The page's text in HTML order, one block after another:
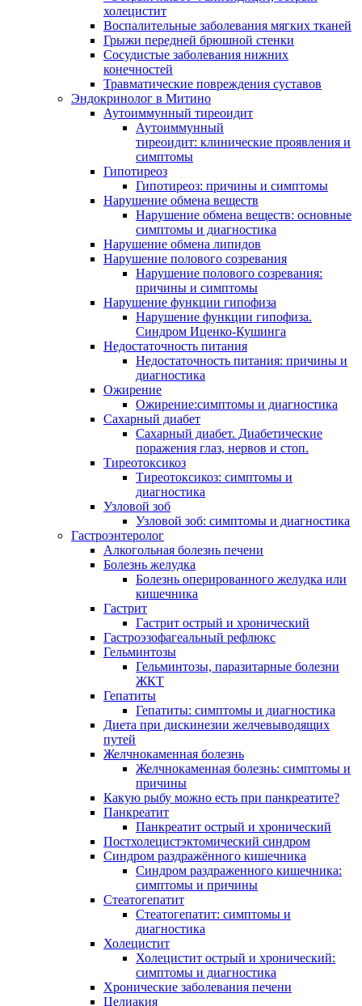
холецистит
Воспалительные заболевания мягких тканей
Грыжи передней брюшной стенки
Сосудистые заболевания нижних
конечностей
Травматические повреждения суставов
Эндокринолог в Митино
Аутоиммунный тиреоидит
Аутоиммунный
тиреоидит: клинические проявления и
симптомы
Гипотиреоз
Гипотиреоз: причины и симптомы
Нарушение обмена веществ
Нарушение обмена веществ: основные
симптомы и диагностика
Нарушение обмена липидов
Нарушение полового созревания
Нарушение полового созревания:
причины и симптомы
Нарушение функции гипофиза
Нарушение функции гипофиза.
Синдром Иценко-Кушинга
Недостаточность питания
Недостаточность питания: причины и
диагностика
Ожирение
Ожирение:симптомы и диагностика
Сахарный диабет
Сахарный диабет. Диабетические
поражения глаз, нервов и стоп.
Тиреотоксикоз
Тиреотоксикоз: симптомы и
диагностика
Узловой зоб
Узловой зоб: симптомы и диагностика
Гастроэнтеролог
Алкогольная болезнь печени
Болезнь желудка
Болезнь оперированного желудка или
кишечника
Гастрит
Гастрит острый и хронический
Гастроэзофагеальный рефлюкс
Гельминтозы
Гельминтозы, паразитарные болезни
ЖКТ
Гепатиты
Гепатиты: симптомы и диагностика
Диета при дискинезии желчевыводящих
путей
Желчнокаменная болезнь
Желчнокаменная болезнь: симптомы и
причины
Какую рыбу можно есть при панкреатите?
Панкреатит
Панкреатит острый и хронический
Постхолецистэктомический синдром
Синдром раздражённого кишечника
Синдром раздраженного кишечника:
симптомы и причины
Стеатогепатит
Стеатогепатит: симптомы и
диагностика
Холецистит
Холецистит острый и хронический:
симптомы и диагностика
Хронические заболевания печени
Целиакия